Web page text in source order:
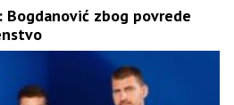
Bogdanović zbog povrede